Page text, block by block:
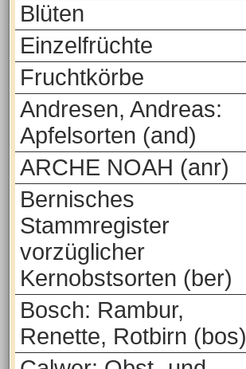
Blüten
Einzelfrüchte
Fruchtkörbe
Andresen, Andreas:
Apfelsorten (and)
ARCHE NOAH (anr)
Bernisches
Stammregister
vorzüglicher
Kernobstsorten (ber)
Bosch: Rambur,
Renette, Rotbirn (bos)